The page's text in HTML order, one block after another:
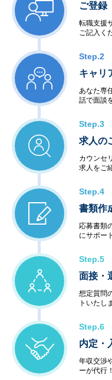
ご登録
転職支援
ご記入く
Step.2
キャリ
あなた専
話で面談
Step.3
求人の
カウンセ
求人をご
Step.4
書類作
応募書類
にサポー
Step.5
面接・
想定質問
トいたし
Step.6
内定・
年収交渉
ーが代行！